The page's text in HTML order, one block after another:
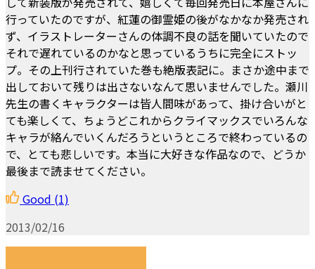
行っていたのですが、紅蓮の御霊姫の後がなかなか発売され
ず、イラストレーターさんの体調不良の話を聞いていたので
それで遅れているのかなと思っているうちに完全にストッ
プ。その上刊行されていた巻も絶版表記に。まさか途中まで
出しておいて残りは出さないなんて思いませんでした。瀬川
先生の書くキャラクターは皆人間味があって、掛け合いがと
ても楽しくて、ちょうどこれからクライマックスでいろんな
キャラが絡んでいくんだろうというところで終わっているの
で、とても悲しいです。本当に大好きな作品なので、どうか
最後まで読ませてください。
Good (1)
2013/02/16